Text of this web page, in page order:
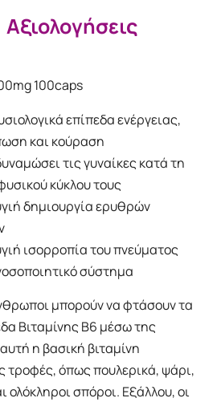
Αξιολογήσεις
100caps
επίπεδα ενέργειας,
και κούραση
τις γυναίκες κατά τη
κύκλου τους
δημιουργία ερυθρών
ισορροπία του πνεύματος
σύστημα
μπορούν να φτάσουν τα
Βιταμίνης Β6 μέσω της
η βασική βιταμίνη
τροφές, όπως πουλερικά, ψάρι,
ολόκληροι σπόροι. Εξάλλου, οι